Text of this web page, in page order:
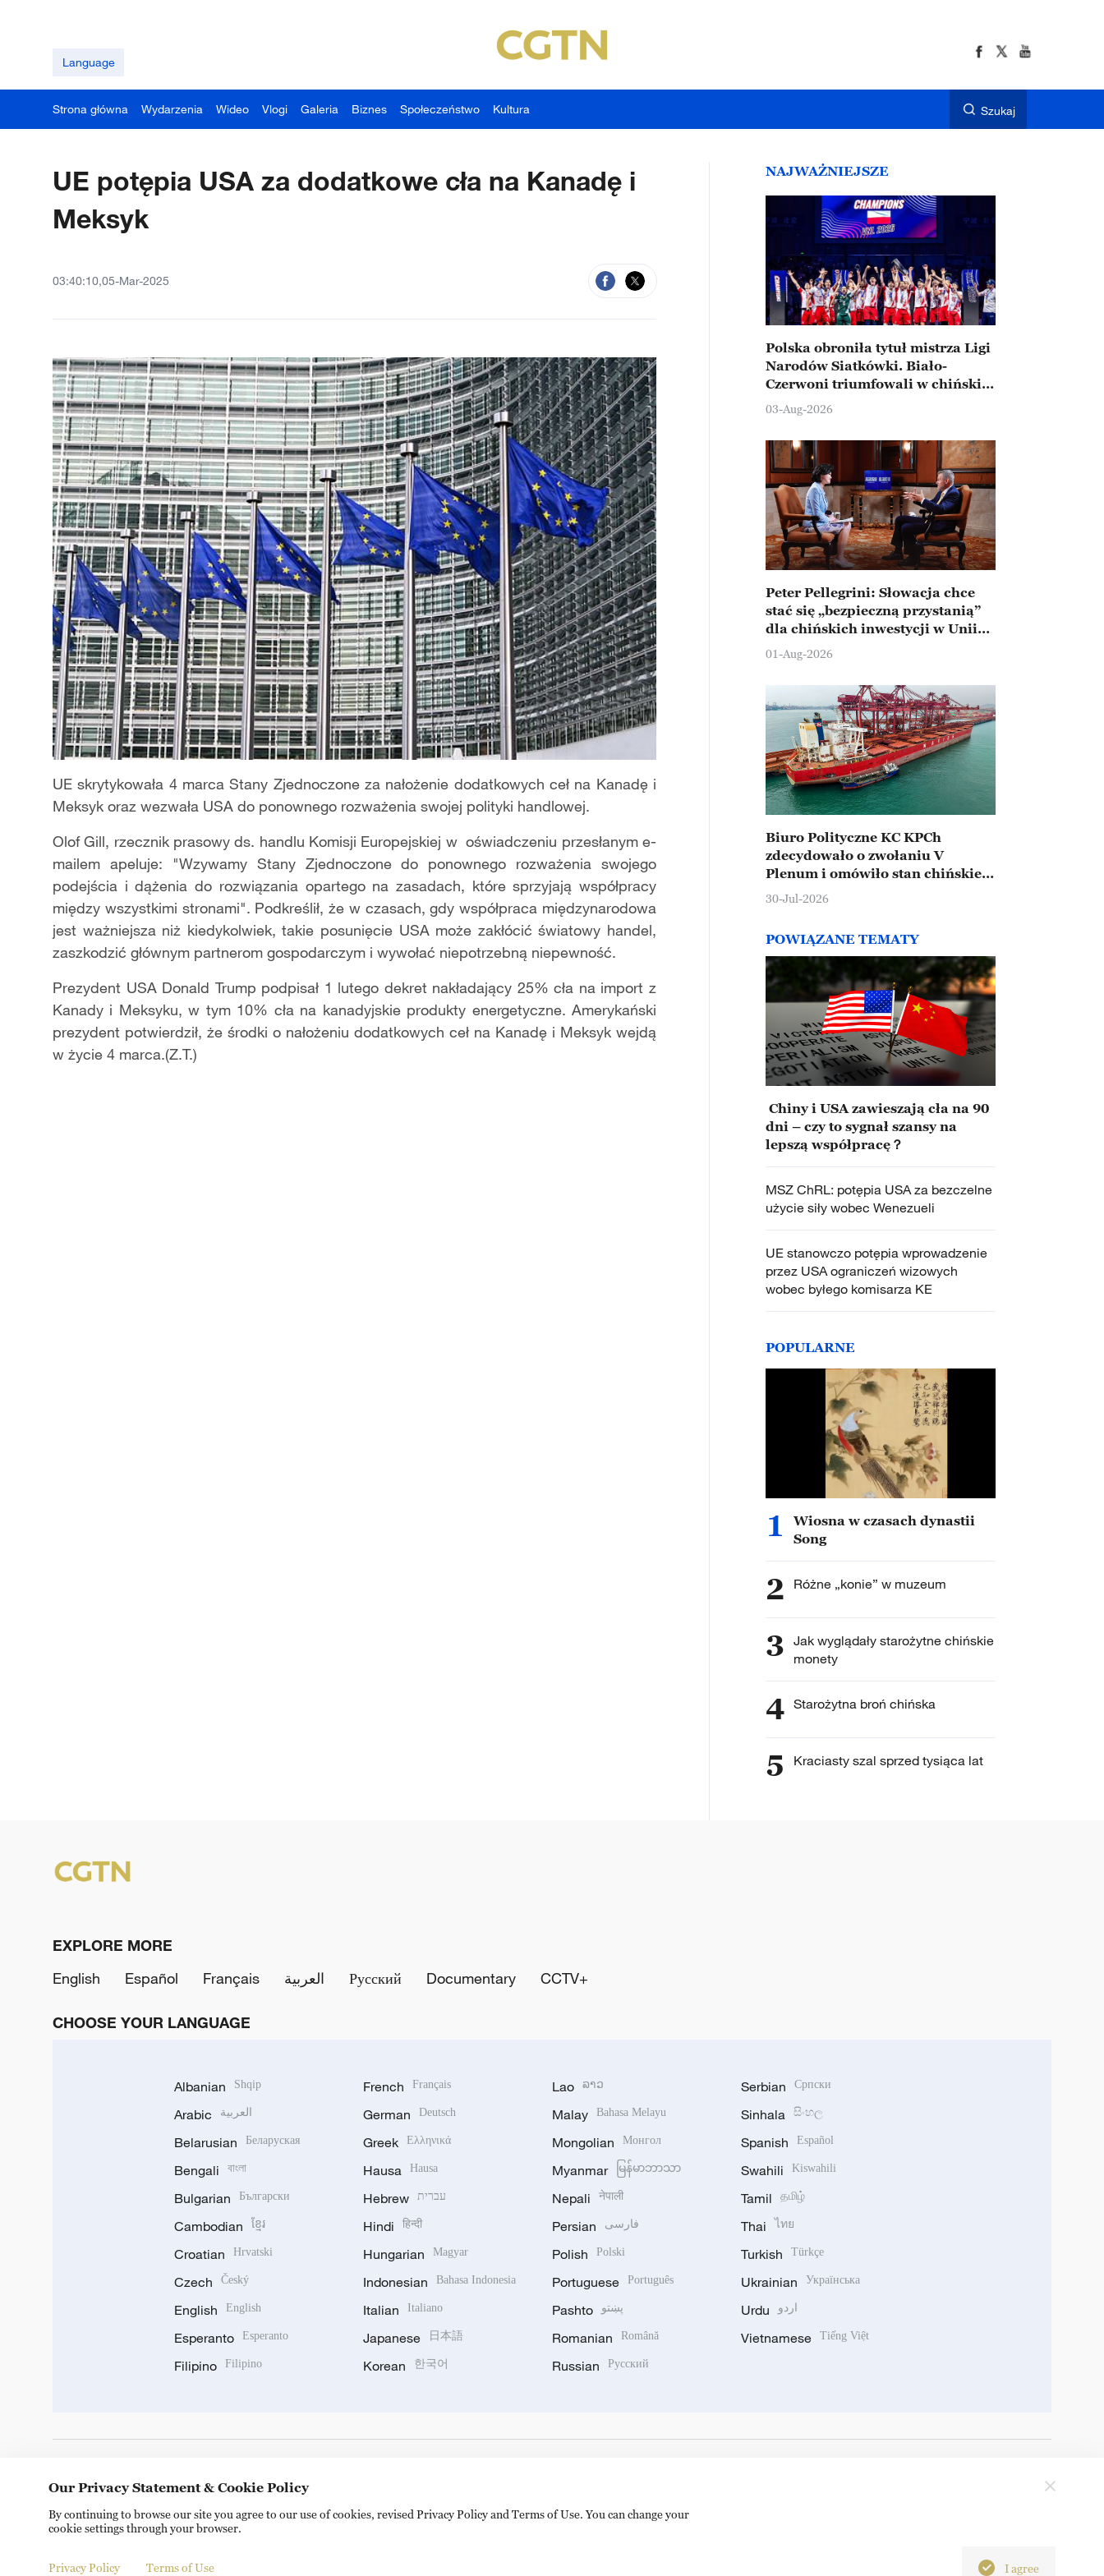
Language
Strona główna Wydarzenia Wideo Vlogi Galeria Biznes Społeczeństwo Kultura Szukaj
UE potępia USA za dodatkowe cła na Kanadę i
Meksyk
03:40:10,05-Mar-2025
UE skrytykowała 4 marca Stany Zjednoczone za nałożenie dodatkowych ceł na Kanadę i
Meksyk oraz wezwała USA do ponownego rozważenia swojej polityki handlowej.
Olof Gill, rzecznik prasowy ds. handlu Komisji Europejskiej w oświadczeniu przesłanym e-
mailem apeluje: "Wzywamy Stany Zjednoczone do ponownego rozważenia swojego
podejścia i dążenia do rozwiązania opartego na zasadach, które sprzyjają współpracy
między wszystkimi stronami". Podkreślił, że w czasach, gdy współpraca międzynarodowa
jest ważniejsza niż kiedykolwiek, takie posunięcie USA może zakłócić światowy handel,
zaszkodzić głównym partnerom gospodarczym i wywołać niepotrzebną niepewność.
Prezydent USA Donald Trump podpisał 1 lutego dekret nakładający 25% cła na import z
Kanady i Meksyku, w tym 10% cła na kanadyjskie produkty energetyczne. Amerykański
prezydent potwierdził, że środki o nałożeniu dodatkowych ceł na Kanadę i Meksyk wejdą
w życie 4 marca.(Z.T.)
NAJWAŻNIEJSZE
Polska obroniła tytuł mistrza Ligi
Narodów Siatkówki. Biało-
Czerwoni triumfowali w chińskim
Ningbo
03-Aug-2026
Peter Pellegrini: Słowacja chce
stać się „bezpieczną przystanią”
dla chińskich inwestycji w Unii
Europejskiej
01-Aug-2026
Biuro Polityczne KC KPCh
zdecydowało o zwołaniu V
Plenum i omówiło stan chińskiej
gospodarki
30-Jul-2026
POWIĄZANE TEMATY
Chiny i USA zawieszają cła na 90
dni – czy to sygnał szansy na
lepszą współpracę？
MSZ ChRL: potępia USA za bezczelne
użycie siły wobec Wenezueli
UE stanowczo potępia wprowadzenie
przez USA ograniczeń wizowych
wobec byłego komisarza KE
POPULARNE
1
Wiosna w czasach dynastii
Song
2 Różne „konie” w muzeum
3 Jak wyglądały starożytne chińskie
monety
4 Starożytna broń chińska
5 Kraciasty szal sprzed tysiąca lat
EXPLORE MORE
English
Español Français العربية Русский Documentary CCTV+
CHOOSE YOUR LANGUAGE
Albanian Shqip
Arabic العربية
Belarusian Беларуская
Bengali বাংলা
Bulgarian Български
Cambodian ខ្មែរ
Croatian Hrvatski
Czech Český
English English
Esperanto Esperanto
Filipino Filipino
French Français
German Deutsch
Greek Ελληνικά
Hausa Hausa
Hebrew עברית
Hindi हिन्दी
Hungarian Magyar
Indonesian Bahasa Indonesia
Italian Italiano
Japanese 日本語
Korean 한국어
Lao ລາວ
Malay Bahasa Melayu
Mongolian Монгол
Myanmar မြန်မာဘာသာ
Nepali नेपाली
Persian فارسی
Polish Polski
Portuguese Português
Pashto پښتو
Romanian Română
Russian Русский
Serbian Српски
Sinhala සිංහල
Spanish Español
Swahili Kiswahili
Tamil தமிழ்
Thai ไทย
Turkish Türkçe
Ukrainian Українська
Urdu اردو
Vietnamese Tiếng Việt
Copyright © 2024 CGTN. 京ICP备20000184号
Our Privacy Statement & Cookie Policy
By continuing to browse our site you agree to our use of cookies, revised Privacy Policy and Terms of Use. You can change your
cookie settings through your browser.
Privacy Policy Terms of Use I agree